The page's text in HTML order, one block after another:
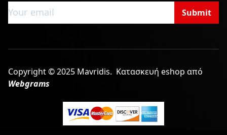
Submit
Copyright © 2025 Mavridis. Κατασκευή eshop από
Webgrams